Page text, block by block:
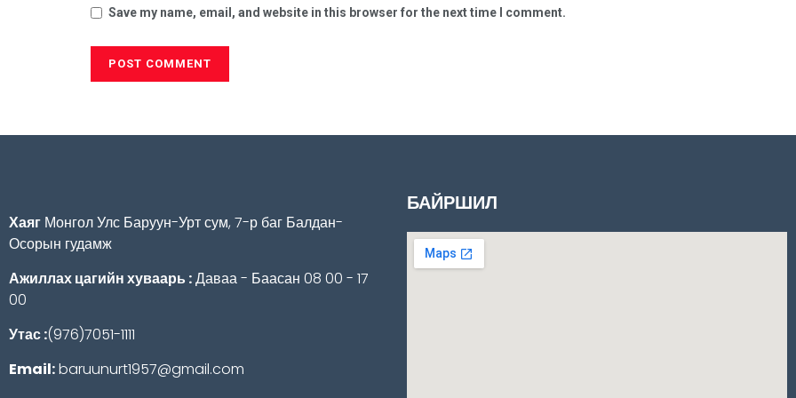
Save my name, email, and website in this browser for the next time I comment.
Хаяг Монгол Улс Баруун-Урт сум, 7-р баг Балдан-
Осорын гудамж
Ажиллах цагийн хуваарь :Даваа - Баасан 08 00 - 17
00
Утас :(976)7051-1111
Email:baruunurt1957@gmail.com
БАЙРШИЛ